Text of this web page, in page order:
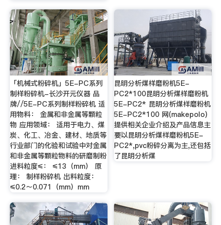
「机械式粉碎机」5E-PC系列
制样粉碎机-长沙开元仪器 品
牌//5E-PC系列制样粉碎机 适
用物料： 金属和非金属等颗粒
物 应用领域： 适用于电力、煤
炭、化工、冶金、建材、地质等
行业部门的化验和试验中对金属
和非金属等颗粒物料的研磨制粉
进料粒度≤： ≤13（mm） 原
理： 制样粉碎机 出料粒度：
≤0.2～0.071（mm）mm
昆明分析煤样磨粉机5E-
PC2*100昆明分析煤样磨粉机
5E-PC2* 昆明分析煤样磨粉机
5E-PC2*100 网(makepolo)
提供相关企业介绍及产品信息主
要以昆明分析煤样磨粉机5E-
PC2*,pvc粉碎分离为主,还包括
了昆明分析煤